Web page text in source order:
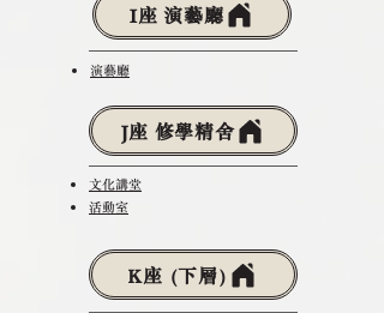
I座 演藝廳
演藝廳
J座 修學精舍
​文化講堂
活動室
K座 (下層)